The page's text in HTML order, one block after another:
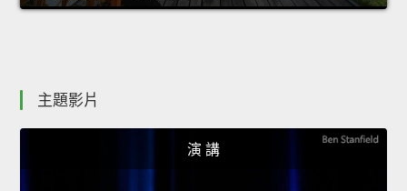
主題影片
演 講